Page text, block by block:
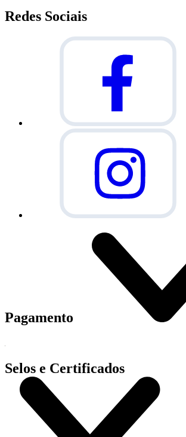
Redes Sociais
Pagamento
Selos e Certificados